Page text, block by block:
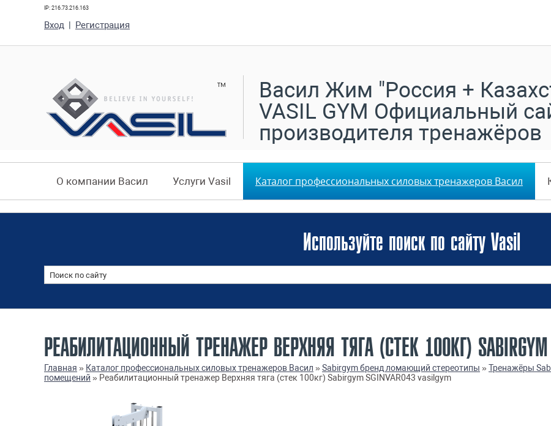
IP: 216.73.216.163
Вход | Регистрация
Васил Жим "Россия +
VASIL GYM Официальный
производителя тренажёров
О компании Васил Услуги Vasil Каталог профессиональных силовых тренажеров Васил
Используйте поиск по сайту Vasil
РЕАБИЛИТАЦИОННЫЙ ТРЕНАЖЕР ВЕРХНЯЯ ТЯГА (СТЕК 100КГ) SABIRGYM
Главная » Каталог профессиональных силовых тренажеров Васил »Sabirgym бренд ломающий стереотипы »Тренажёры
помещений » Реабилитационный тренажер Верхняя тяга (стек 100кг) Sabirgym SGINVAR043 vasilgym